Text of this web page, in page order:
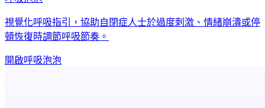
視覺化呼吸指引，協助自閉症人士於過度刺激、情緒崩潰或停
頓恢復時調節呼吸節奏。
開啟呼吸泡泡